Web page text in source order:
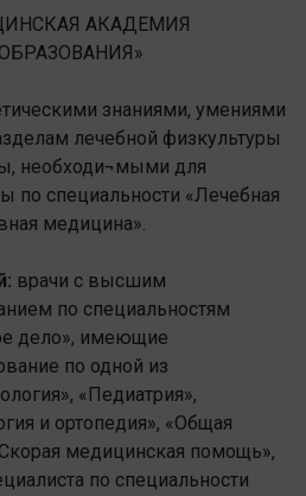
АКАДЕМИЯ
знаниями, умениями
лечебной физкультуры
необходи¬мыми для
по специальности «Лечебная
медицина».
врачи с высшим
по специальностям
дело», имеющие
по одной из
«Педиатрия»,
и ортопедия», «Общая
медицинская помощь»,
по специальности